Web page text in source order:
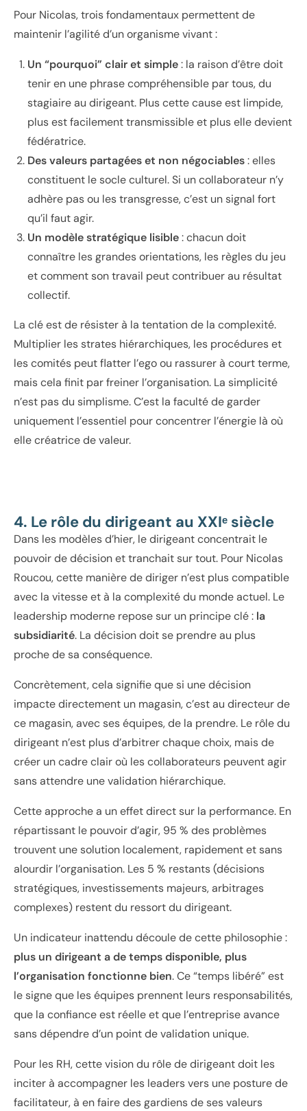
Pour Nicolas, trois fondamentaux permettent de
maintenir l’agilité d’un organisme vivant :
Un “pourquoi” clair et simple: la raison d’être doit
tenir en une phrase compréhensible par tous, du
stagiaire au dirigeant. Plus cette cause est limpide,
plus est facilement transmissible et plus elle devient
fédératrice.
Des valeurs partagées et non négociables: elles
constituent le socle culturel. Si un collaborateur n’y
adhère pas ou les transgresse, c’est un signal fort
qu’il faut agir.
Un modèle stratégique lisible: chacun doit
connaître les grandes orientations, les règles du jeu
et comment son travail peut contribuer au résultat
collectif.
La clé est de résister à la tentation de la complexité.
Multiplier les strates hiérarchiques, les procédures et
les comités peut flatter l’ego ou rassurer à court terme,
mais cela finit par freiner l’organisation. La simplicité
n’est pas du simplisme. C’est la faculté de garder
uniquement l’essentiel pour concentrer l’énergie là où
elle créatrice de valeur.
4. Le rôle du dirigeant au XXIᵉ siècle
Dans les modèles d’hier, le dirigeant concentrait le
pouvoir de décision et tranchait sur tout. Pour Nicolas
Roucou, cette manière de diriger n’est plus compatible
avec la vitesse et à la complexité du monde actuel. Le
leadership moderne repose sur un principe clé : la
subsidiarité. La décision doit se prendre au plus
proche de sa conséquence.
Concrètement, cela signifie que si une décision
impacte directement un magasin, c’est au directeur de
ce magasin, avec ses équipes, de la prendre. Le rôle du
dirigeant n’est plus d’arbitrer chaque choix, mais de
créer un cadre clair où les collaborateurs peuvent agir
sans attendre une validation hiérarchique.
Cette approche a un effet direct sur la performance. En
répartissant le pouvoir d’agir, 95 % des problèmes
trouvent une solution localement, rapidement et sans
alourdir l’organisation. Les 5 % restants (décisions
stratégiques, investissements majeurs, arbitrages
complexes) restent du ressort du dirigeant.
Un indicateur inattendu découle de cette philosophie :
plus un dirigeant a de temps disponible, plus
l’organisation fonctionne bien. Ce “temps libéré” est
le signe que les équipes prennent leurs responsabilités,
que la confiance est réelle et que l’entreprise avance
sans dépendre d’un point de validation unique.
Pour les RH, cette vision du rôle de dirigeant doit les
inciter à accompagner les leaders vers une posture de
facilitateur, à en faire des gardiens de ses valeurs